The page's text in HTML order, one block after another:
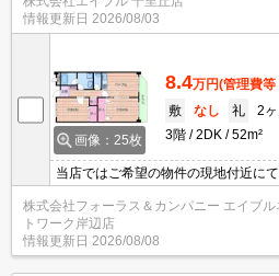
情報更新日 2026/08/03
画像：25枚
8.4万円(管理費
敷
なし 礼
2ヶ
3階
2DK 52m²
当店ではご希望の物件の現地付近に
ご内覧いただくサービスや、主要駅
です。詳しくは当店 「０１２０－９
合せ下さい♪
株式会社フォーラス＆カンパニー エイブル
トワーク岸辺店
情報更新日 2026/08/08